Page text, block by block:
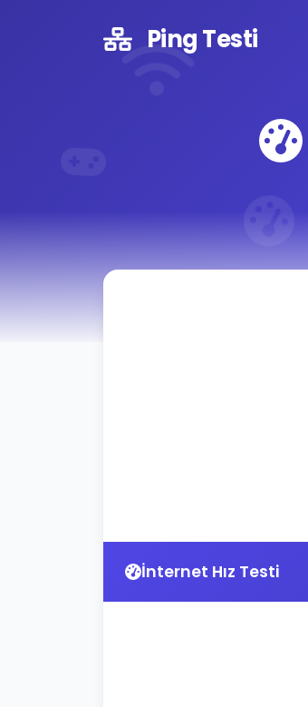
Ping Testi
İnternet Hız Testi